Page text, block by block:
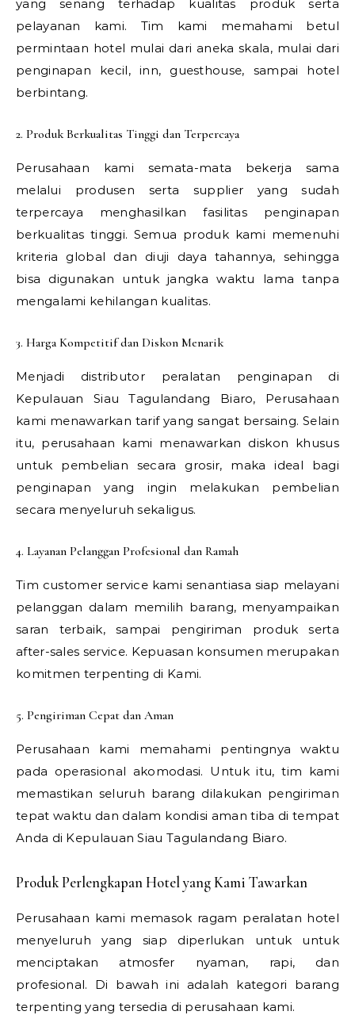
yang senang terhadap kualitas produk serta
pelayanan kami. Tim kami memahami betul
permintaan hotel mulai dari aneka skala, mulai dari
penginapan kecil, inn, guesthouse, sampai hotel
berbintang.
2. Produk Berkualitas Tinggi dan Terpercaya
Perusahaan kami semata-mata bekerja sama
melalui produsen serta supplier yang sudah
terpercaya menghasilkan fasilitas penginapan
berkualitas tinggi. Semua produk kami memenuhi
kriteria global dan diuji daya tahannya, sehingga
bisa digunakan untuk jangka waktu lama tanpa
mengalami kehilangan kualitas.
3. Harga Kompetitif dan Diskon Menarik
Menjadi distributor peralatan penginapan di
Kepulauan Siau Tagulandang Biaro, Perusahaan
kami menawarkan tarif yang sangat bersaing. Selain
itu, perusahaan kami menawarkan diskon khusus
untuk pembelian secara grosir, maka ideal bagi
penginapan yang ingin melakukan pembelian
secara menyeluruh sekaligus.
4. Layanan Pelanggan Profesional dan Ramah
Tim customer service kami senantiasa siap melayani
pelanggan dalam memilih barang, menyampaikan
saran terbaik, sampai pengiriman produk serta
after-sales service. Kepuasan konsumen merupakan
komitmen terpenting di Kami.
5. Pengiriman Cepat dan Aman
Perusahaan kami memahami pentingnya waktu
pada operasional akomodasi. Untuk itu, tim kami
memastikan seluruh barang dilakukan pengiriman
tepat waktu dan dalam kondisi aman tiba di tempat
Anda di Kepulauan Siau Tagulandang Biaro.
Produk Perlengkapan Hotel yang Kami Tawarkan
Perusahaan kami memasok ragam peralatan hotel
menyeluruh yang siap diperlukan untuk untuk
menciptakan atmosfer nyaman, rapi, dan
profesional. Di bawah ini adalah kategori barang
terpenting yang tersedia di perusahaan kami.